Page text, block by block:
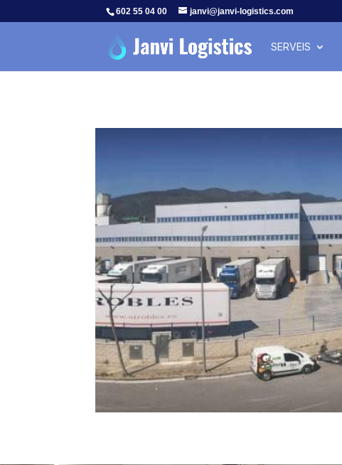
602 55 04 00 janvi@janvi-logistics.com
SERVEIS